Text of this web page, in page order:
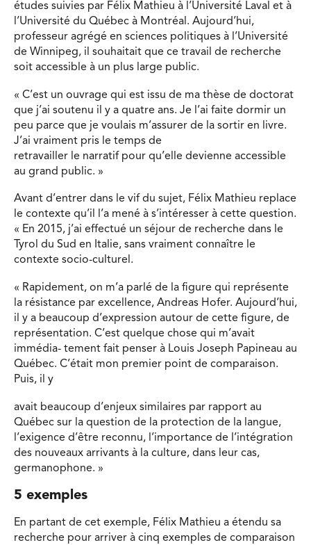
études suivies par Félix Mathieu à l’Université Laval et à
l’Université du Québec à Montréal. Aujourd’hui,
professeur agrégé en sciences politiques à l’Université
de Winnipeg, il souhaitait que ce travail de recherche
soit accessible à un plus large public.
« C’est un ouvrage qui est issu de ma thèse de doctorat
que j’ai soutenu il y a quatre ans. Je l’ai faite dormir un
peu parce que je voulais m’assurer de la sortir en livre.
J’ai vraiment pris le temps de
retravailler le narratif pour qu’elle devienne accessible
au grand public. »
Avant d’entrer dans le vif du sujet, Félix Mathieu replace
le contexte qu’il l’a mené à s’intéresser à cette question.
« En 2015, j’ai effectué un séjour de recherche dans le
Tyrol du Sud en Italie, sans vraiment connaître le
contexte socio-culturel.
« Rapidement, on m’a parlé de la figure qui représente
la résistance par excellence, Andreas Hofer. Aujourd’hui,
il y a beaucoup d’expression autour de cette figure, de
représentation. C’est quelque chose qui m’avait
immédia- tement fait penser à Louis Joseph Papineau au
Québec. C’était mon premier point de comparaison.
Puis, il y
avait beaucoup d’enjeux similaires par rapport au
Québec sur la question de la protection de la langue,
l’exigence d’être reconnu, l’importance de l’intégration
des nouveaux arrivants à la culture, dans leur cas,
germanophone. »
5 exemples
En partant de cet exemple, Félix Mathieu a étendu sa
recherche pour arriver à cinq exemples de comparaison